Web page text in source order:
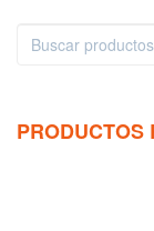
PRODUCTOS